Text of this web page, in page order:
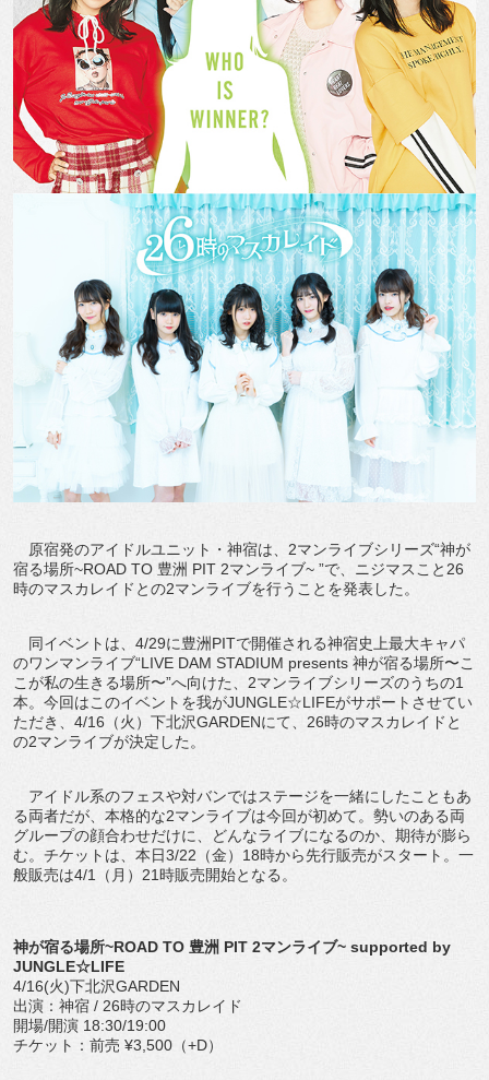
原宿発のアイドルユニット・神宿は、2マンライブシリーズ“神が
宿る場所~ROAD TO 豊洲 PIT 2マンライブ~ ”で、ニジマスこと26
時のマスカレイドとの2マンライブを行うことを発表した。
同イベントは、4/29に豊洲PITで開催される神宿史上最大キャパ
のワンマンライブ“LIVE DAM STADIUM presents 神が宿る場所〜こ
こが私の生きる場所〜”へ向けた、2マンライブシリーズのうちの1
本。今回はこのイベントを我がJUNGLE☆LIFEがサポートさせてい
ただき、4/16（火）下北沢GARDENにて、26時のマスカレイドと
の2マンライブが決定した。
アイドル系のフェスや対バンではステージを一緒にしたこともあ
る両者だが、本格的な2マンライブは今回が初めて。勢いのある両
グループの顔合わせだけに、どんなライブになるのか、期待が膨ら
む。チケットは、本日3/22（金）18時から先行販売がスタート。一
般販売は4/1（月）21時販売開始となる。
神が宿る場所~ROAD TO 豊洲 PIT 2マンライブ~ supported by
JUNGLE☆LIFE
4/16(火)下北沢GARDEN
出演：神宿 / 26時のマスカレイド
開場/開演 18:30/19:00
チケット：前売 ¥3,500（+D）